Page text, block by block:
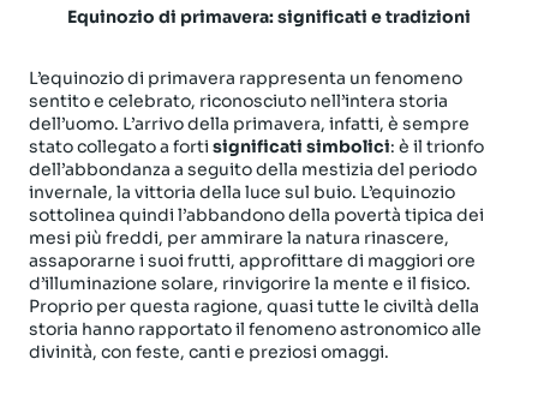
Equinozio di primavera: significati e tradizioni
L’equinozio di primavera rappresenta un fenomeno
sentito e celebrato, riconosciuto nell’intera storia
dell’uomo. L’arrivo della primavera, infatti, è sempre
stato collegato a forti significati simbolici: è il trionfo
dell’abbondanza a seguito della mestizia del periodo
invernale, la vittoria della luce sul buio. L’equinozio
sottolinea quindi l’abbandono della povertà tipica dei
mesi più freddi, per ammirare la natura rinascere,
assaporarne i suoi frutti, approfittare di maggiori ore
d’illuminazione solare, rinvigorire la mente e il fisico.
Proprio per questa ragione, quasi tutte le civiltà della
storia hanno rapportato il fenomeno astronomico alle
divinità, con feste, canti e preziosi omaggi.